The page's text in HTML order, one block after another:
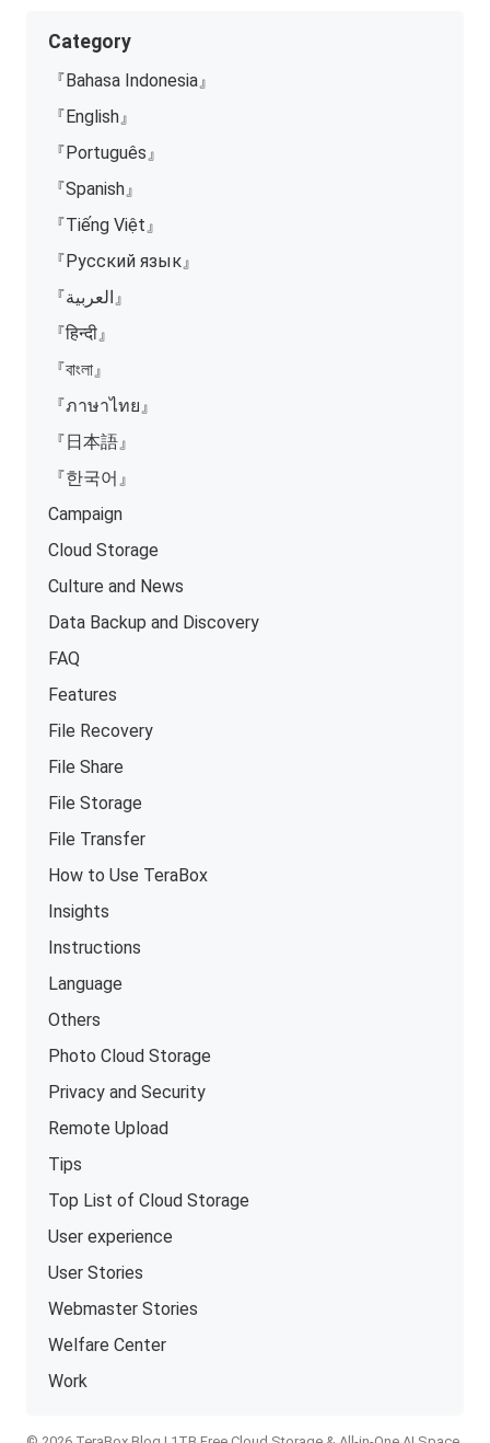
Category
『Bahasa Indonesia』
『English』
『Português』
『Spanish』
『Tiếng Việt』
『Русский язык』
『العربية』
『हिन्दी』
『বাংলা』
『ภาษาไทย』
『日本語』
『한국어』
Campaign
Cloud Storage
Culture and News
Data Backup and Discovery
FAQ
Features
File Recovery
File Share
File Storage
File Transfer
How to Use TeraBox
Insights
Instructions
Language
Others
Photo Cloud Storage
Privacy and Security
Remote Upload
Tips
Top List of Cloud Storage
User experience
User Stories
Webmaster Stories
Welfare Center
Work